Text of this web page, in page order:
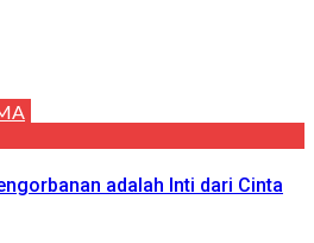
adalah Inti dari Cinta